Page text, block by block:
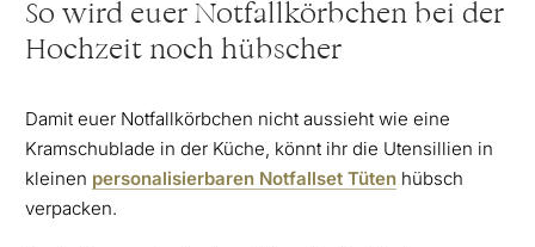
So wird euer Notfallkörbchen bei der
Hochzeit noch hübscher
Damit euer Notfallkörbchen nicht aussieht wie eine
Kramschublade in der Küche, könnt ihr die Utensillien in
kleinen personalisierbaren Notfallset Tüten hübsch
verpacken.